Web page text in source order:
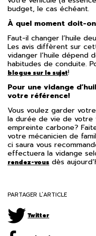
budget, le cas échéant.
À quel moment doit-
Faut-il changer l’huile
Les avis diffèrent sur
vidanger l’huile dépend
habitudes de conduite.
blogue sur le sujet!
Pour une vidange
votre référence!
Vous voulez garder
la durée de vie de
empreinte carbone?
votre mécanicien de
ci saura vous
effectuera la vidange
rendez-vous dès
PARTAGER L’ARTICLE
Twitter